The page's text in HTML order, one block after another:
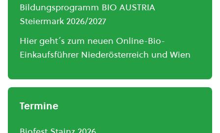
Bildungsprogramm BIO AUSTRIA
Steiermark 2026/2027
Hier geht´s zum neuen Online-Bio-
Einkaufsführer Niederösterreich und Wien
Termine